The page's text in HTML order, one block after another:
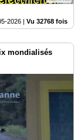
2026 | Vu 32768 fois
mondialisés